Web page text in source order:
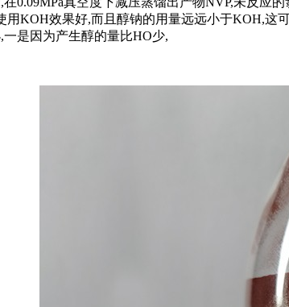
用KOH效果好,而且醇钠的用量远远小于KOH,
是因为产生醇的量比HO少,